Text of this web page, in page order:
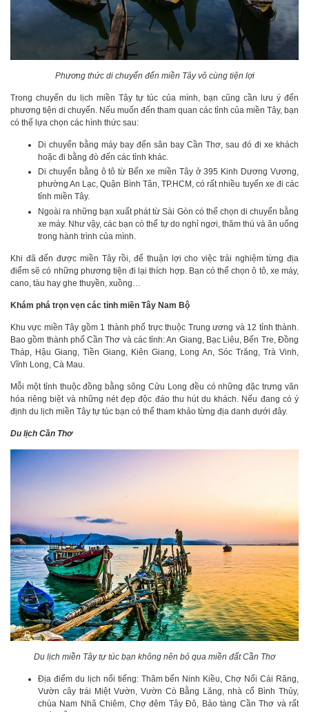
Phương thức di chuyển đến miền Tây vô cùng tiện lợi
Trong chuyến du lịch miền Tây tự túc của mình, bạn cũng cần lưu ý đến
phương tiện di chuyển. Nếu muốn đến tham quan các tỉnh của miền Tây, bạn
có thể lựa chọn các hình thức sau:
Di chuyển bằng máy bay đến sân bay Cần Thơ, sau đó đi xe khách
hoặc đi bằng đò đến các tỉnh khác.
Di chuyển bằng ô tô từ Bến xe miền Tây ở 395 Kinh Dương Vương,
phường An Lạc, Quận Bình Tân, TP.HCM, có rất nhiều tuyến xe đi các
tỉnh miền Tây.
Ngoài ra những bạn xuất phát từ Sài Gòn có thể chọn di chuyển bằng
xe máy. Như vậy, các bạn có thể tự do nghỉ ngơi, thăm thú và ăn uống
trong hành trình của mình.
Khi đã đến được miền Tây rồi, để thuận lợi cho việc trải nghiệm từng địa
điểm sẽ có những phương tiện đi lại thích hợp. Bạn có thể chọn ô tô, xe máy,
cano, tàu hay ghe thuyền, xuồng…
Khám phá trọn vẹn các tỉnh miền Tây Nam Bộ
Khu vực miền Tây gồm 1 thành phố trực thuộc Trung ương và 12 tỉnh thành.
Bao gồm thành phố Cần Thơ và các tỉnh: An Giang, Bạc Liêu, Bến Tre, Đồng
Tháp, Hậu Giang, Tiền Giang, Kiên Giang, Long An, Sóc Trăng, Trà Vinh,
Vĩnh Long, Cà Mau.
Mỗi một tỉnh thuộc đồng bằng sông Cửu Long đều có những đặc trưng văn
hóa riêng biệt và những nét đẹp độc đáo thu hút du khách. Nếu đang có ý
định du lịch miền Tây tự túc bạn có thể tham khảo từng địa danh dưới đây.
Du lịch Cần Thơ
Du lịch miền Tây tự túc bạn không nên bỏ qua miền đất Cần Thơ
Địa điểm du lịch nổi tiếng: Thăm bến Ninh Kiều, Chợ Nổi Cái Răng,
Vườn cây trái Miệt Vườn, Vườn Cò Bằng Lăng, nhà cổ Bình Thủy,
chùa Nam Nhã Chiêm, Chợ đêm Tây Đô, Bảo tàng Cần Thơ và rất